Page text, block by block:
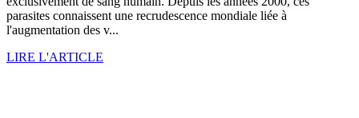
parasites connaissent une recrudescence mondiale liée à
l'augmentation des v...
LIRE L'ARTICLE